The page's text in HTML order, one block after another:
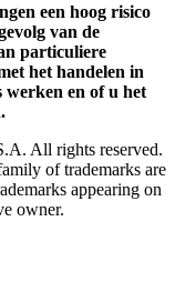
een hoog risico
van de
particuliere
het handelen in
en of u het
All rights reserved.
of trademarks are
appearing on
owner.